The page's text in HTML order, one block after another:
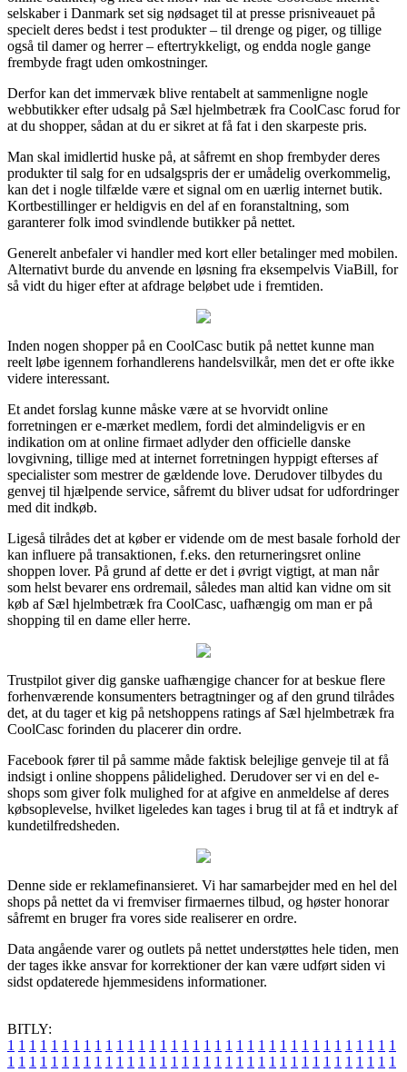
selskaber i Danmark set sig nødsaget til at presse prisniveauet på
specielt deres bedst i test produkter – til drenge og piger, og tillige
også til damer og herrer – eftertrykkeligt, og endda nogle gange
frembyde fragt uden omkostninger.
Derfor kan det immervæk blive rentabelt at sammenligne nogle
webbutikker efter udsalg på Sæl hjelmbetræk fra CoolCasc forud for
at du shopper, sådan at du er sikret at få fat i den skarpeste pris.
Man skal imidlertid huske på, at såfremt en shop frembyder deres
produkter til salg for en udsalgspris der er umådelig overkommelig,
kan det i nogle tilfælde være et signal om en uærlig internet butik.
Kortbestillinger er heldigvis en del af en foranstaltning, som
garanterer folk imod svindlende butikker på nettet.
Generelt anbefaler vi handler med kort eller betalinger med mobilen.
Alternativt burde du anvende en løsning fra eksempelvis ViaBill, for
så vidt du higer efter at afdrage beløbet ude i fremtiden.
Inden nogen shopper på en CoolCasc butik på nettet kunne man
reelt løbe igennem forhandlerens handelsvilkår, men det er ofte ikke
videre interessant.
Et andet forslag kunne måske være at se hvorvidt online
forretningen er e-mærket medlem, fordi det almindeligvis er en
indikation om at online firmaet adlyder den officielle danske
lovgivning, tillige med at internet forretningen hyppigt efterses af
specialister som mestrer de gældende love. Derudover tilbydes du
genvej til hjælpende service, såfremt du bliver udsat for udfordringer
med dit indkøb.
Ligeså tilrådes det at køber er vidende om de mest basale forhold der
kan influere på transaktionen, f.eks. den returneringsret online
shoppen lover. På grund af dette er det i øvrigt vigtigt, at man når
som helst bevarer ens ordremail, således man altid kan vidne om sit
køb af Sæl hjelmbetræk fra CoolCasc, uafhængig om man er på
shopping til en dame eller herre.
Trustpilot giver dig ganske uafhængige chancer for at beskue flere
forhenværende konsumenters betragtninger og af den grund tilrådes
det, at du tager et kig på netshoppens ratings af Sæl hjelmbetræk fra
CoolCasc forinden du placerer din ordre.
Facebook fører til på samme måde faktisk belejlige genveje til at få
indsigt i online shoppens pålidelighed. Derudover ser vi en del e-
shops som giver folk mulighed for at afgive en anmeldelse af deres
købsoplevelse, hvilket ligeledes kan tages i brug til at få et indtryk af
kundetilfredsheden.
Denne side er reklamefinansieret. Vi har samarbejder med en hel del
shops på nettet da vi fremviser firmaernes tilbud, og høster honorar
såfremt en bruger fra vores side realiserer en ordre.
Data angående varer og outlets på nettet understøttes hele tiden, men
der tages ikke ansvar for korrektioner der kan være udført siden vi
sidst opdaterede hjemmesidens informationer.
BITLY:
1 1 1 1 1 1 1 1 1 1 1 1 1 1 1 1 1 1 1 1 1 1 1 1 1 1 1 1 1 1 1 1 1 1 1 1
1 1 1 1 1 1 1 1 1 1 1 1 1 1 1 1 1 1 1 1 1 1 1 1 1 1 1 1 1 1 1 1 1 1 1 1